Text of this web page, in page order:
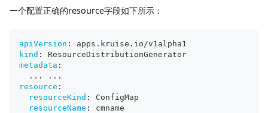
一个配置正确的resource字段如下所示：
apiVersion :
apps.kruise.io/v1alpha1
kind :
ResourceDistributionGenerator
metadata :
...
...
resource :
resourceKind :
ConfigMap
resourceName :
cmname